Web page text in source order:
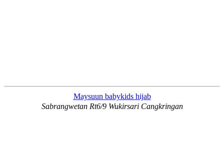
Maysuun babykids hijab
Sabrangwetan Rt6/9 Wukirsari Cangkringan